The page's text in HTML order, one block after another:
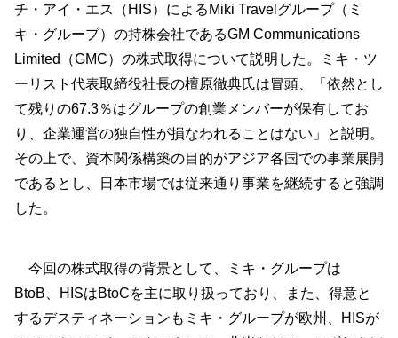
チ・アイ・エス（HIS）によるMiki Travelグループ（ミ
キ・グループ）の持株会社であるGM Communications
Limited（GMC）の株式取得について説明した。ミキ・ツ
ーリスト代表取締役社長の檀原徹典氏は冒頭、「依然とし
て残りの67.3％はグループの創業メンバーが保有してお
り、企業運営の独自性が損なわれることはない」と説明。
その上で、資本関係構築の目的がアジア各国での事業展開
であるとし、日本市場では従来通り事業を継続すると強調
した。
今回の株式取得の背景として、ミキ・グループは
BtoB、HISはBtoCを主に取り扱っており、また、得意と
するデスティネーションもミキ・グループが欧州、HISが